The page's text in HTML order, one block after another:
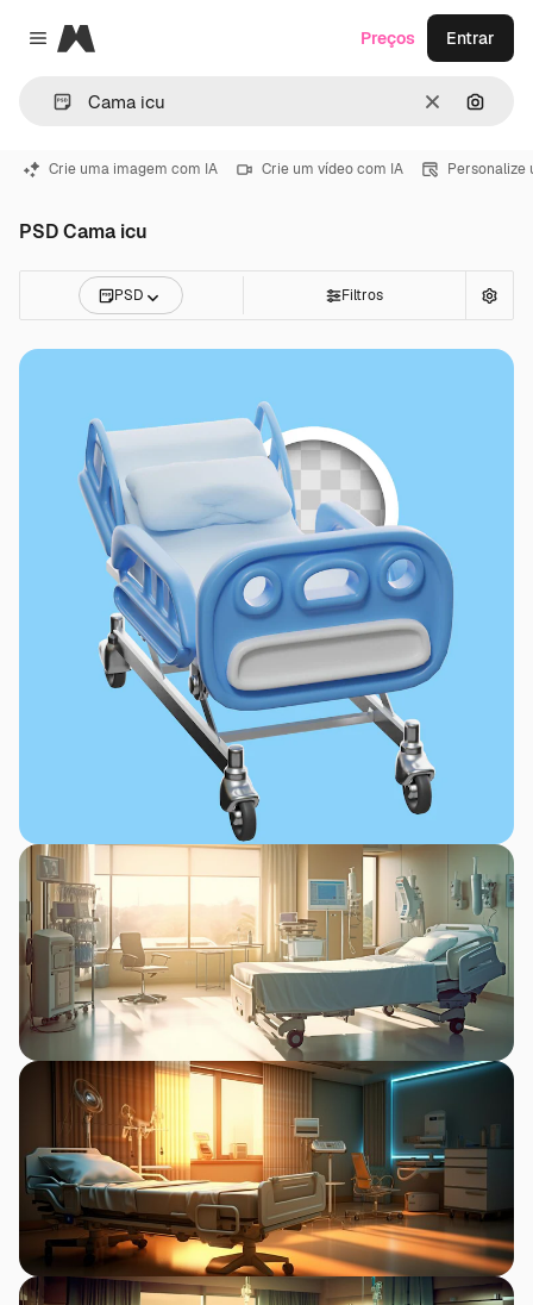
Close menu
Magnific
Limpar
Preços Entrar
Crie uma imagem com IA Crie um vídeo com IA Personalize
PSD Cama icu
PSD Filtros